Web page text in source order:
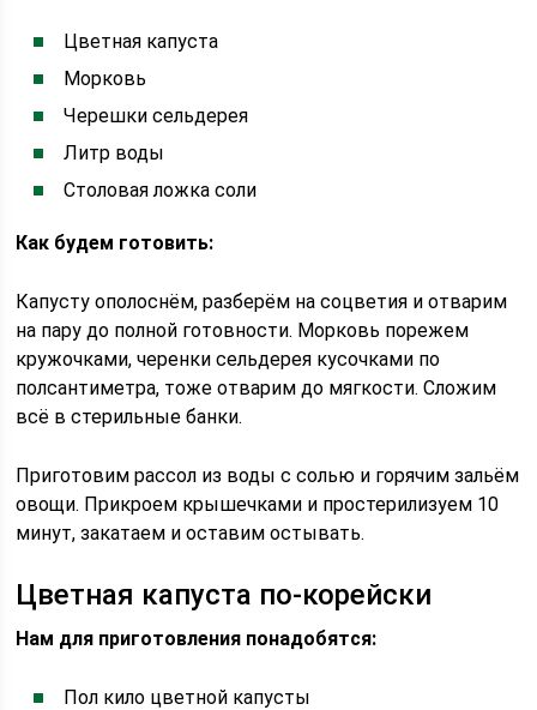
Цветная капуста
Морковь
Черешки сельдерея
Литр воды
Столовая ложка соли
Как будем готовить:
Капусту ополоснём, разберём на соцветия и отварим
на пару до полной готовности. Морковь порежем
кружочками, черенки сельдерея кусочками по
полсантиметра, тоже отварим до мягкости. Сложим
всё в стерильные банки.
Приготовим рассол из воды с солью и горячим зальём
овощи. Прикроем крышечками и простерилизуем 10
минут, закатаем и оставим остывать.
Цветная капуста по-корейски
Нам для приготовления понадобятся:
Пол кило цветной капусты